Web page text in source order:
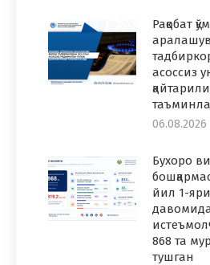
Рақобат
асоссиз
06.08.2026
Бухоро
йил 1-
868 та
тушган